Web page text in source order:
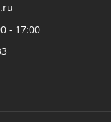
- 17:00